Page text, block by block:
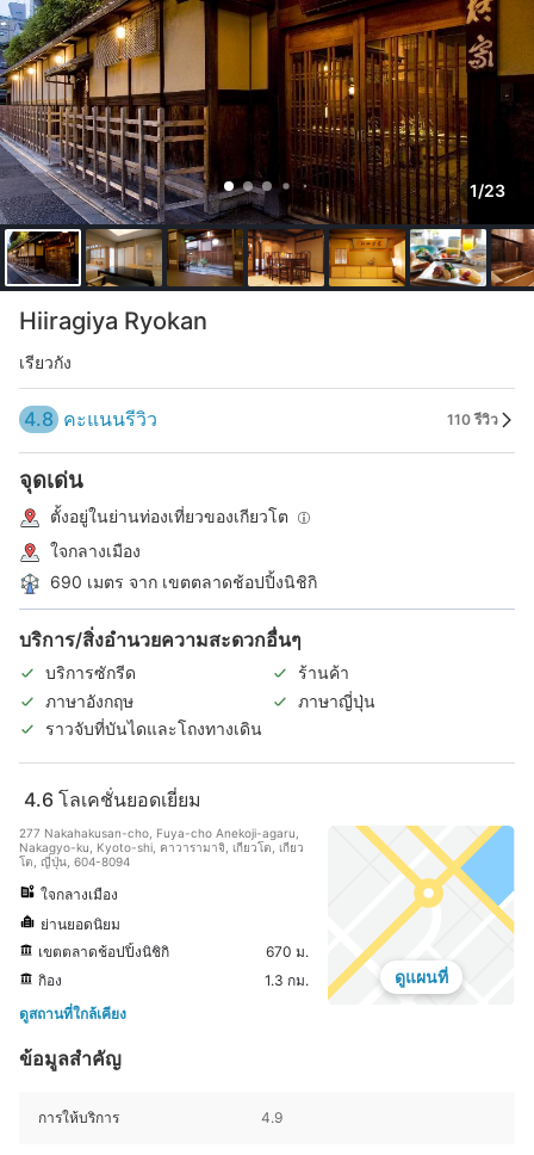
1/23
Hiiragiya Ryokan
เรียวกัง
4.8 คะแนนรีวิว 110 รีวิว
จุดเด่น
ตั้งอยู่ในย่านท่องเที่ยวของเกียวโต
ใจกลางเมือง
690 เมตร จาก เขตตลาดช้อปปิ้งนิชิกิ
บริการ/สิ่งอำนวยความสะดวกอื่นๆ
บริการซักรีด
ร้านค้า
ภาษาอังกฤษ
ภาษาญี่ปุ่น
ราวจับที่บันไดและโถงทางเดิน
4.6 โลเคชั่นยอดเยี่ยม
277 Nakahakusan-cho, Fuya-cho Anekoji-agaru,
Nakagyo-ku, Kyoto-shi, คาวารามาจิ, เกียวโต, เกียว
โต, ญี่ปุ่น, 604-8094
ใจกลางเมือง
ย่านยอดนิยม
เขตตลาดช้อปปิ้งนิชิกิ
670 ม.
กิอง
1.3 กม.
ดูสถานที่ใกล้เคียง
ดูแผนที่
ข้อมูลสำคัญ
การให้บริการ 4.9